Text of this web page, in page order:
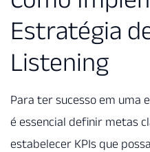
Estratégia
Listening
Para ter sucesso em uma
é essencial definir metas
estabelecer KPIs que